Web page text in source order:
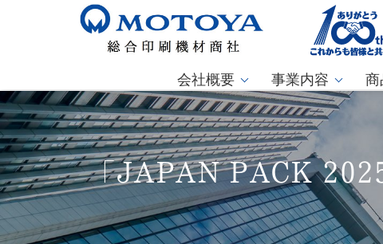
会社概要 事業内容 商
「JAPAN PACK